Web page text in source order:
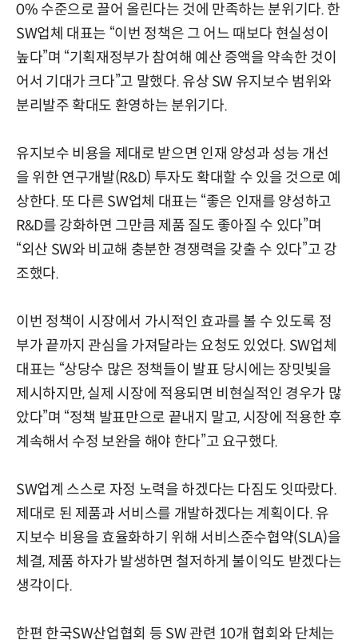
0% 수준으로 끌어 올린다는 것에 만족하는 분위기다. 한
SW업체 대표는 “이번 정책은 그 어느 때보다 현실성이
높다”며 “기획재정부가 참여해 예산 증액을 약속한 것이
어서 기대가 크다”고 말했다. 유상 SW 유지보수 범위와
분리발주 확대도 환영하는 분위기다.
유지보수 비용을 제대로 받으면 인재 양성과 성능 개선
을 위한 연구개발(R&D) 투자도 확대할 수 있을 것으로 예
상한다. 또 다른 SW업체 대표는 “좋은 인재를 양성하고
R&D를 강화하면 그만큼 제품 질도 좋아질 수 있다”며
“외산 SW와 비교해 충분한 경쟁력을 갖출 수 있다”고 강
조했다.
이번 정책이 시장에서 가시적인 효과를 볼 수 있도록 정
부가 끝까지 관심을 가져달라는 요청도 있었다. SW업체
대표는 “상당수 많은 정책들이 발표 당시에는 장밋빛을
제시하지만, 실제 시장에 적용되면 비현실적인 경우가 많
았다”며 “정책 발표만으로 끝내지 말고, 시장에 적용한 후
계속해서 수정 보완을 해야 한다”고 요구했다.
SW업계 스스로 자정 노력을 하겠다는 다짐도 잇따랐다.
제대로 된 제품과 서비스를 개발하겠다는 계획이다. 유
지보수 비용을 효율화하기 위해 서비스준수협약(SLA)을
체결, 제품 하자가 발생하면 철저하게 불이익도 받겠다는
생각이다.
한편 한국SW산업협회 등 SW 관련 10개 협회와 단체는